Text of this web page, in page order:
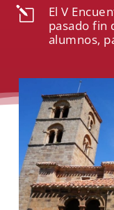
l
El V
pasado fin
alumnos,